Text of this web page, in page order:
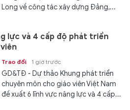
Long về công tác xây dựng Đảng,...
lực và 4 cấp độ phát triển
Trao đổi 1 giờ trước
GD&TĐ - Dự thảo Khung phát triển
chuyên môn cho giáo viên Việt Nam
đề xuất 6 lĩnh vực năng lực và 4 cấp...